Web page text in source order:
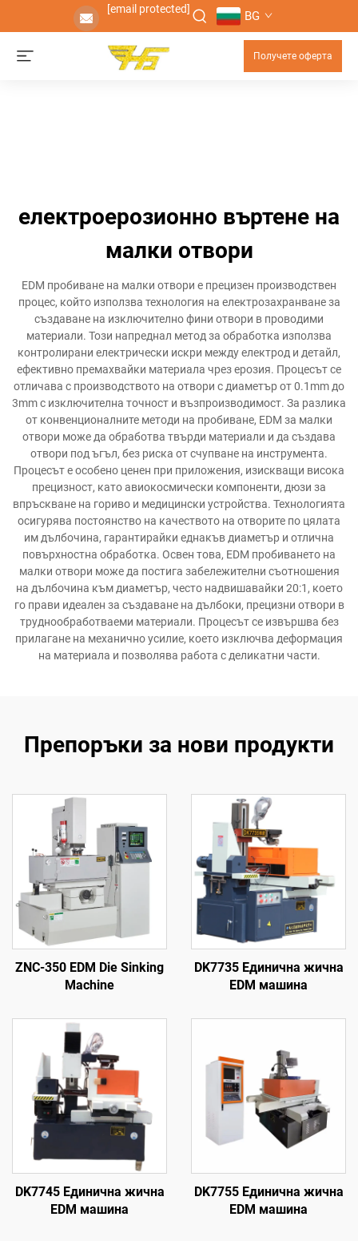
[email protected] BG
Получете оферта
електроерозионно въртене на
малки отвори
EDM пробиване на малки отвори е прецизен производствен
процес, който използва технология на електрозахранване за
създаване на изключително фини отвори в проводими
материали. Този напреднал метод за обработка използва
контролирани електрически искри между електрод и детайл,
ефективно премахвайки материала чрез ерозия. Процесът се
отличава с производството на отвори с диаметър от 0.1mm до
3mm с изключителна точност и възпроизводимост. За разлика
от конвенционалните методи на пробиване, EDM за малки
отвори може да обработва твърди материали и да създава
отвори под ъгъл, без риска от счупване на инструмента.
Процесът е особено ценен при приложения, изискващи висока
прецизност, като авиокосмически компоненти, дюзи за
впръскване на гориво и медицински устройства. Технологията
осигурява постоянство на качеството на отворите по цялата
им дълбочина, гарантирайки еднакъв диаметър и отлична
повърхностна обработка. Освен това, EDM пробиването на
малки отвори може да постига забележителни съотношения
на дълбочина към диаметър, често надвишавайки 20:1, което
го прави идеален за създаване на дълбоки, прецизни отвори в
труднообработваеми материали. Процесът се извършва без
прилагане на механично усилие, което изключва деформация
на материала и позволява работа с деликатни части.
Препоръки за нови продукти
ZNC-350 EDM Die Sinking
Machine
DK7735 Единична жична
EDM машина
DK7745 Единична жична
EDM машина
DK7755 Единична жична
EDM машина